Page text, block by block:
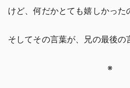
けど、何だかとても嬉しかった
そしてその言葉が、兄の最後の
※